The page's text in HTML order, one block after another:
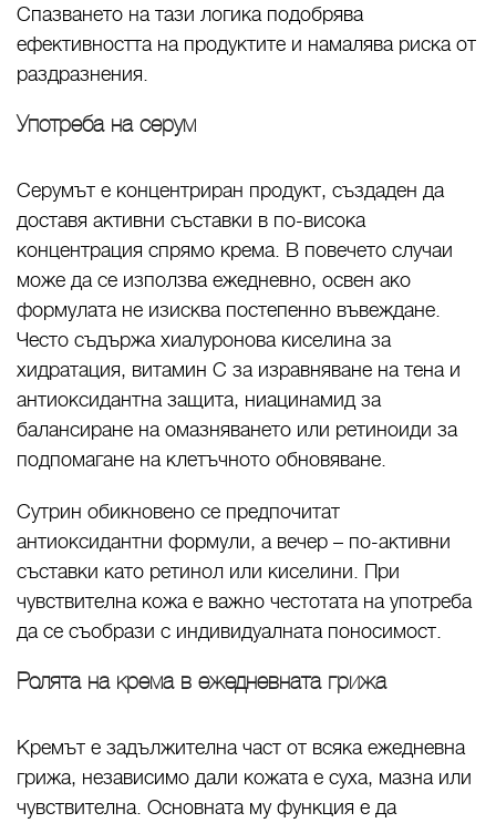
Спазването на тази логика подобрява
ефективността на продуктите и намалява риска от
раздразнения.
Употреба на серум
Серумът е концентриран продукт, създаден да
доставя активни съставки в по-висока
концентрация спрямо крема. В повечето случаи
може да се използва ежедневно, освен ако
формулата не изисква постепенно въвеждане.
Често съдържа хиалуронова киселина за
хидратация, витамин C за изравняване на тена и
антиоксидантна защита, ниацинамид за
балансиране на омазняването или ретиноиди за
подпомагане на клетъчното обновяване.
Сутрин обикновено се предпочитат
антиоксидантни формули, а вечер – по-активни
съставки като ретинол или киселини. При
чувствителна кожа е важно честотата на употреба
да се съобрази с индивидуалната поносимост.
Ролята на крема в ежедневната грижа
Кремът е задължителна част от всяка ежедневна
грижа, независимо дали кожата е суха, мазна или
чувствителна. Основната му функция е да